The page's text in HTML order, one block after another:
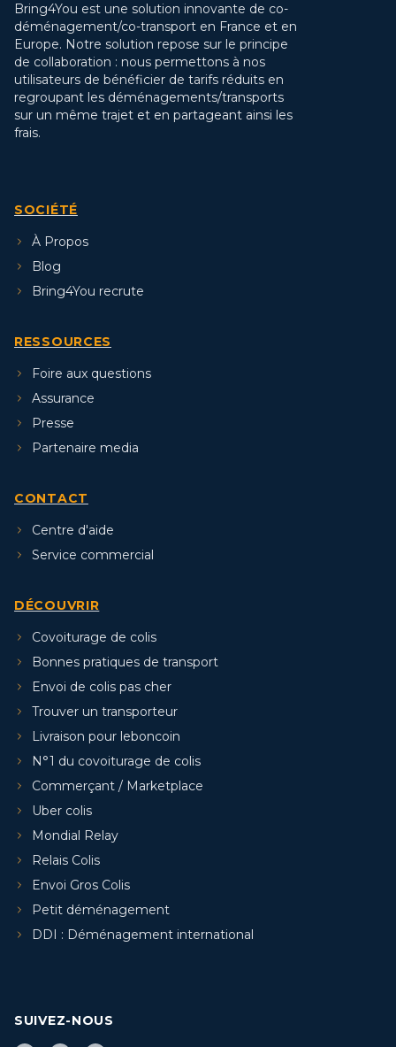
Bring4You est une solution innovante de co-
déménagement/co-transport en France et en
Europe. Notre solution repose sur le principe
de collaboration : nous permettons à nos
utilisateurs de bénéficier de tarifs réduits en
regroupant les déménagements/transports
sur un même trajet et en partageant ainsi les
frais.
SOCIÉTÉ
À Propos
Blog
Bring4You recrute
RESSOURCES
Foire aux questions
Assurance
Presse
Partenaire media
CONTACT
Centre d'aide
Service commercial
DÉCOUVRIR
Covoiturage de colis
Bonnes pratiques de transport
Envoi de colis pas cher
Trouver un transporteur
Livraison pour leboncoin
N°1 du covoiturage de colis
Commerçant / Marketplace
Uber colis
Mondial Relay
Relais Colis
Envoi Gros Colis
Petit déménagement
DDI : Déménagement international
SUIVEZ-NOUS